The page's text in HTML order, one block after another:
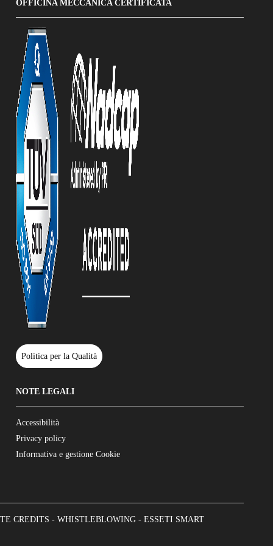
OFFICINA MECCANICA CERTIFICATA
Politica per la Qualità
NOTE LEGALI
Accessibilità
Privacy policy
Informativa e gestione Cookie
CREDITS - WHISTLEBLOWING- ESSETI SMART